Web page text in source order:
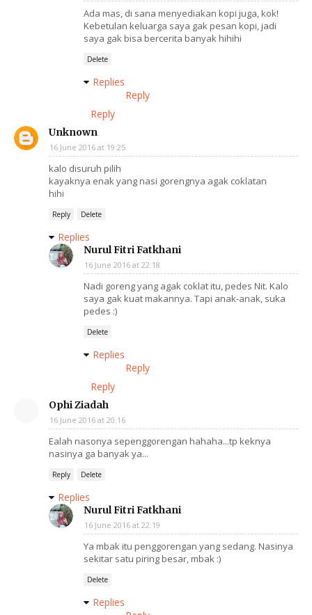
Ada mas, di sana menyediakan kopi juga, kok!
Kebetulan keluarga saya gak pesan kopi, jadi
saya gak bisa bercerita banyak hihihi
Delete
Replies
Reply
Reply
Unknown
16 June 2016 at 19:25
kalo disuruh pilih
kayaknya enak yang nasi gorengnya agak coklatan
hihi
Reply Delete
Replies
Nurul Fitri Fatkhani
16 June 2016 at 22:18
Nadi goreng yang agak coklat itu, pedes Nit. Kalo
saya gak kuat makannya. Tapi anak-anak, suka
pedes :)
Delete
Replies
Reply
Reply
Ophi Ziadah
16 June 2016 at 20:16
Ealah nasonya sepenggorengan hahaha...tp keknya
nasinya ga banyak ya...
Reply Delete
Replies
Nurul Fitri Fatkhani
16 June 2016 at 22:19
Ya mbak itu penggorengan yang sedang. Nasinya
sekitar satu piring besar, mbak :)
Delete
Replies